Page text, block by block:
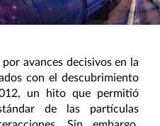
avances decisivos en la
con el descubrimiento
un hito que permitió
de las partículas